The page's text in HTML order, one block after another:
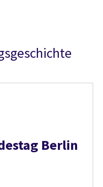
Berlin